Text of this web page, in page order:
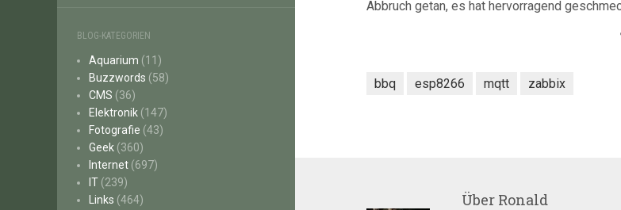
BLOG-KATEGORIEN
Aquarium (11)
Buzzwords (58)
CMS (36)
Elektronik (147)
Fotografie (43)
Geek (360)
Internet (697)
IT (239)
Links (464)
Abbruch getan, es hat hervorragend
bbq esp8266 mqtt zabbix
Über Ronald